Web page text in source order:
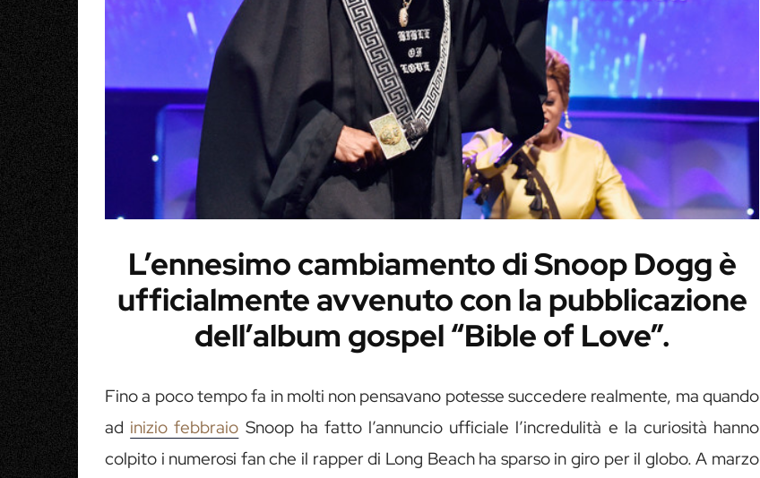
L’ennesimo cambiamento di Snoop Dogg è
ufficialmente avvenuto con la pubblicazione
dell’album gospel “Bible of Love”.
Fino a poco tempo fa in molti non pensavano potesse succedere realmente, ma quando
ad inizio febbraio Snoop ha fatto l’annuncio ufficiale l’incredulità e la curiosità hanno
colpito i numerosi fan che il rapper di Long Beach ha sparso in giro per il globo. A marzo